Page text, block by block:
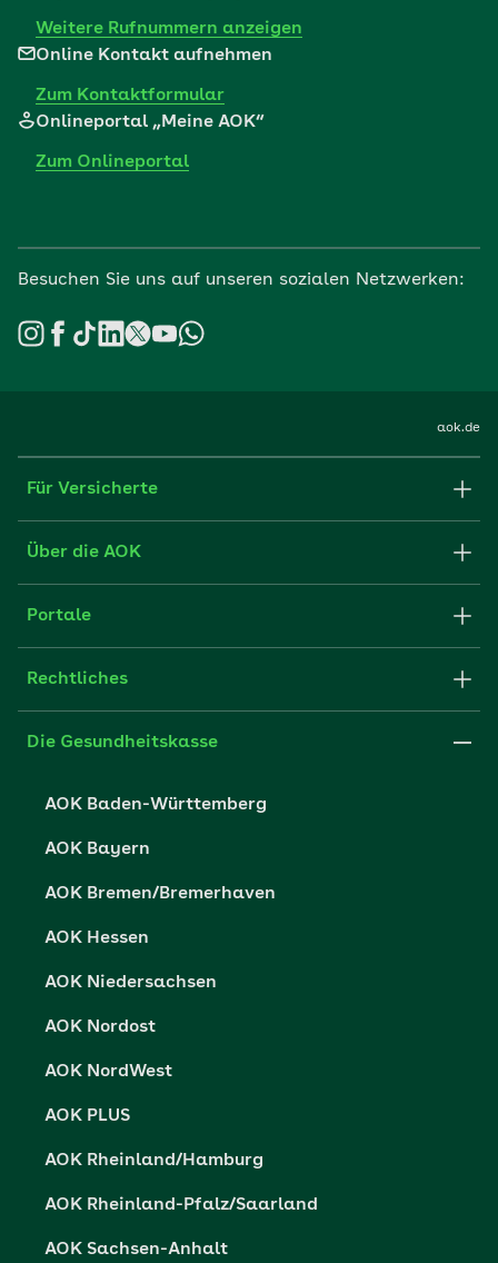
Weitere Rufnummern anzeigen
Online Kontakt aufnehmen
Zum Kontaktformular
Onlineportal „Meine AOK“
Zum Onlineportal
Besuchen Sie uns auf unseren sozialen Netzwerken:
aok.de
Für Versicherte
Formulare und Anträge
FAQ
Über die AOK
Struktur & Verwaltung
Partner der AOK
Portale
Fachportal für Arbeitgeber
Presse- und Politikportal
Vertriebspartner-Service
Rechtliches
Impressum
Die Gesundheitskasse
AOK Baden-Württemberg
AOK Bayern
AOK Bremen/Bremerhaven
AOK Hessen
AOK Niedersachsen
AOK Nordost
AOK NordWest
AOK PLUS
AOK Rheinland/Hamburg
AOK Rheinland-Pfalz/Saarland
AOK Sachsen-Anhalt